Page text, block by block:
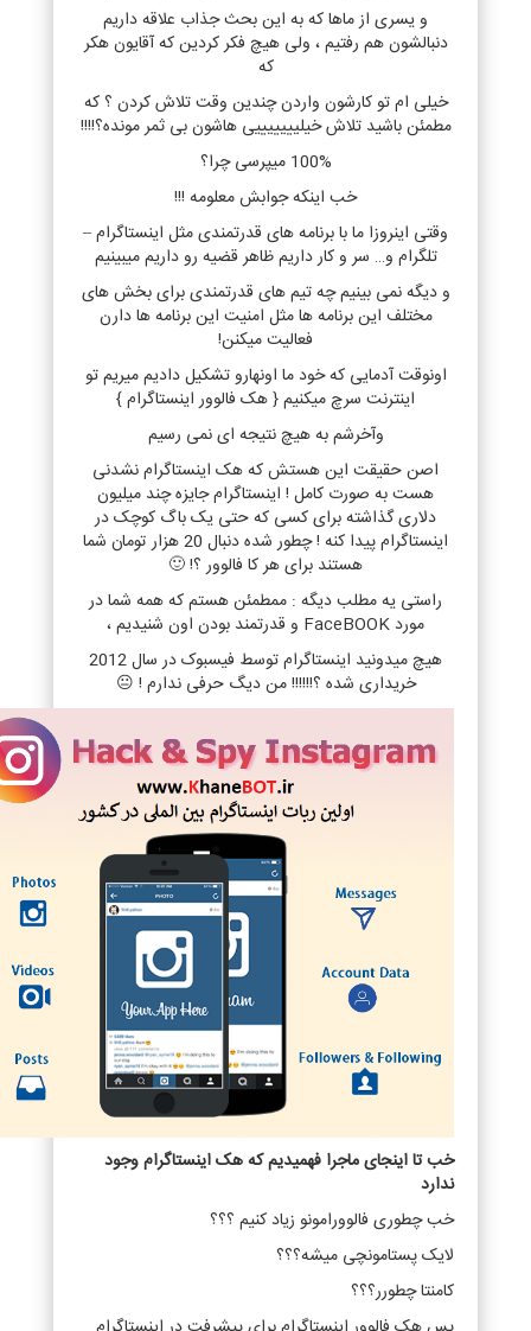
و یسری از ماها که به این بحث جذاب علاقه داریم
دنبالشون هم رفتیم ، ولی هیچ فکر کردین که آقایون هکر
خیلی ام تو کارشون واردن چندین وقت تلاش کردن ؟ که
مطمئن باشید تلاش خیلیییییییی هاشون بی ثمر مونده؟!!!!
100% میپرسی چرا؟
خب اینکه جوابش معلومه !!!
وقتی اینروزا ما با برنامه های قدرتمندی مثل اینستاگرام –
تلگرام و… سر و کار داریم ظاهر قضیه رو داریم میبینیم
و دیگه نمی بینیم چه تیم های قدرتمندی برای بخش های
مختلف این برنامه ها مثل امنیت این برنامه ها دارن
فعالیت میکنن!
اونوقت آدمایی که خود ما اونهارو تشکیل دادیم میریم تو
اینترنت سرچ میکنیم { هک فالوور اینستاگرام }
وآخرشم به هیچ نتیجه ای نمی رسیم
اصن حقیقت این هستش که هک اینستاگرام نشدنی
هست به صورت کامل ! اینستاگرام جایزه چند میلیون
دلاری گذاشته برای کسی که حتی یک باگ کوچک در
اینستاگرام پیدا کنه ! چطور شده دنبال 20 هزار تومان شما
هستند برای هر کا فالوور ؟! 🙂
راستی یه مطلب دیگه : ممطمئن هستم که همه شما در
مورد FaceBOOK و قدرتمند بودن اون شنیدیم ،
هیچ میدونید اینستاگرام توسط فیسبوک در سال 2012
خریداری شده ؟!!!!!! من دیگ حرفی ندارم ! 😐
خب تا اینجای ماجرا فهمیدیم که هک اینستاگرام وجود
ندارد
خب چطوری فالوورامونو زیاد کنیم ؟؟؟
لایک پستامونچی میشه؟؟؟
کامنتا چطورر؟؟؟